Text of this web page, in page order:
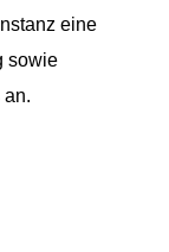
eine
sowie